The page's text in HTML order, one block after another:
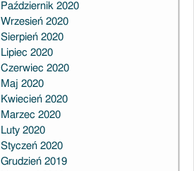
Październik 2020
Wrzesień 2020
Sierpień 2020
Lipiec 2020
Czerwiec 2020
Maj 2020
Kwiecień 2020
Marzec 2020
Luty 2020
Styczeń 2020
Grudzień 2019